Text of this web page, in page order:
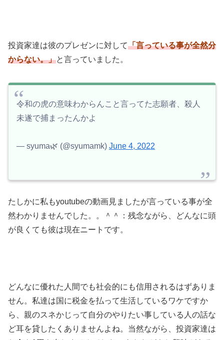
投資家達は彼のプレゼンに対して「言っている事が全然分
からない。」と言っていました。
令和の虎の意味わからんこと言ってた志願者、殺人
未遂で捕まったんかよ
— syuma🌿 (@syumamk) June 4, 2022
たしかに私もyoutubeの動画見ましたが言っている事が全
然わかりませんでした。。＾＾：残念ながら、どんなに頭
が良くても彼は現在ニートです。
どんなに優れた人間でも社会的にも信用されるはずありま
せん。私達は国に税金を払って生活しているワケですか
ら、親のスネかじって自分のやりたい事している人の話な
ど耳を貸したくありませんよね。当然ながら、投資家達は